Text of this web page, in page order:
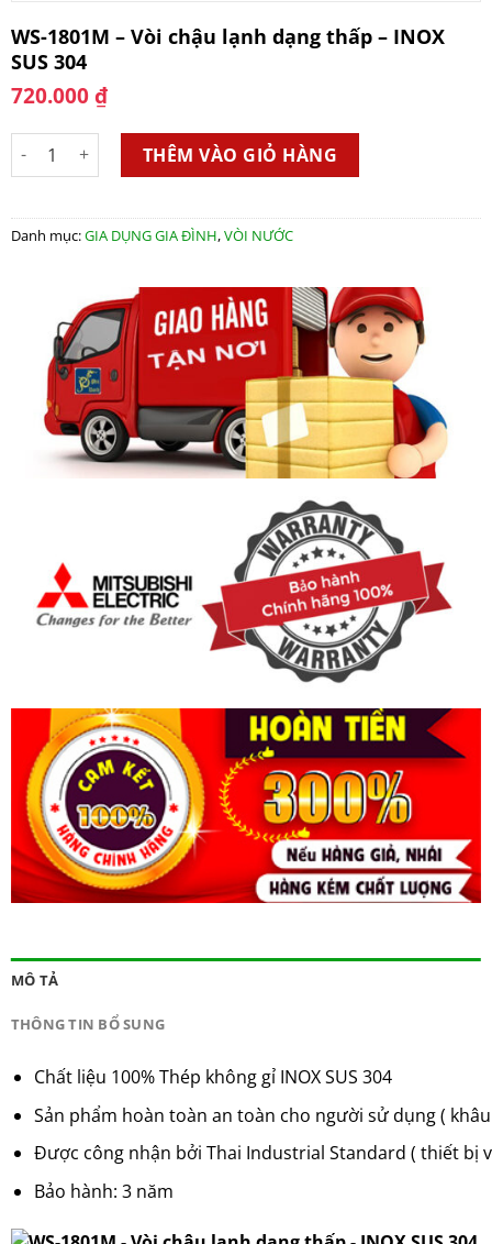
WS-1801M – Vòi chậu lạnh dạng thấp – INOX
SUS 304
720.000₫
WS-1801M - Vòi chậu lạnh dạng thấp - INOX SUS 304 số lượng
THÊM VÀO GIỎ HÀNG
Danh mục:GIA DỤNG GIA ĐÌNH,VÒI NƯỚC
MÔ TẢ
THÔNG TIN BỔ SUNG
Chất liệu 100% Thép không gỉ INOX SUS 304
Sản phẩm hoàn toàn an toàn cho người sử dụng (
Được công nhận bởi Thai Industrial Standard ( thiết bị
Bảo hành: 3 năm